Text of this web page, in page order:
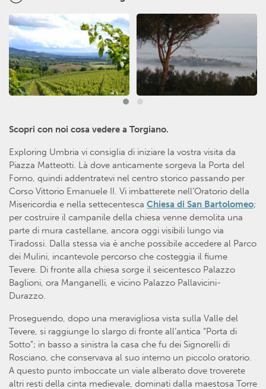
Scopri con noi cosa vedere a Torgiano.
Exploring Umbria vi consiglia di iniziare la vostra visita da
Piazza Matteotti. Là dove anticamente sorgeva la Porta del
Forno, quindi addentratevi nel centro storico passando per
Corso Vittorio Emanuele II. Vi imbatterete nell’Oratorio della
Misericordia e nella settecentesca Chiesa di San Bartolomeo;
per costruire il campanile della chiesa venne demolita una
parte di mura castellane, ancora oggi visibili lungo via
Tiradossi. Dalla stessa via è anche possibile accedere al Parco
dei Mulini, incantevole percorso che costeggia il fiume
Tevere. Di fronte alla chiesa sorge il seicentesco Palazzo
Baglioni, ora Manganelli, e vicino Palazzo Pallavicini-
Durazzo.
Proseguendo, dopo una meravigliosa vista sulla Valle del
Tevere, si raggiunge lo slargo di fronte all’antica “Porta di
Sotto”; in basso a sinistra la casa che fu dei Signorelli di
Rosciano, che conservava al suo interno un piccolo oratorio.
A questo punto imboccate un viale alberato dove troverete
altri resti della cinta medievale, dominati dalla maestosa Torre